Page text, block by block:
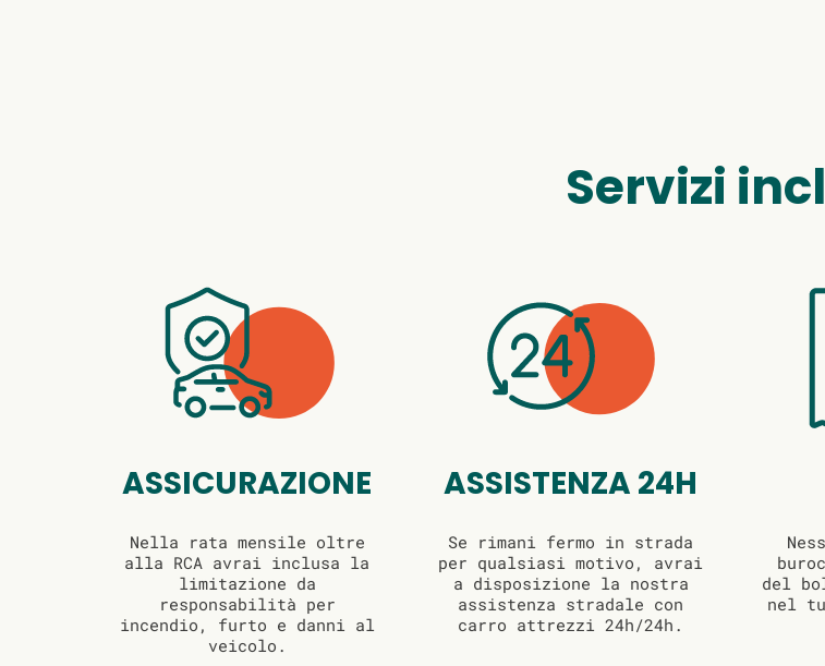
Servizi
ASSICURAZIONE
Nella rata mensile oltre
alla RCA avrai inclusa la
limitazione da
responsabilità per
incendio, furto e danni al
veicolo.
ASSISTENZA 24H
Se rimani fermo in strada
per qualsiasi motivo, avrai
a disposizione la nostra
assistenza stradale con
carro attrezzi 24h/24h.
del
nel